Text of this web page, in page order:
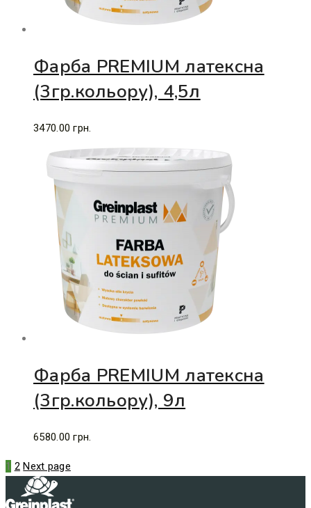
Фарба PREMIUM латексна
(3гр.кольору), 4,5л
3470.00 грн.
Фарба PREMIUM латексна
(3гр.кольору), 9л
6580.00 грн.
1 2 Next page